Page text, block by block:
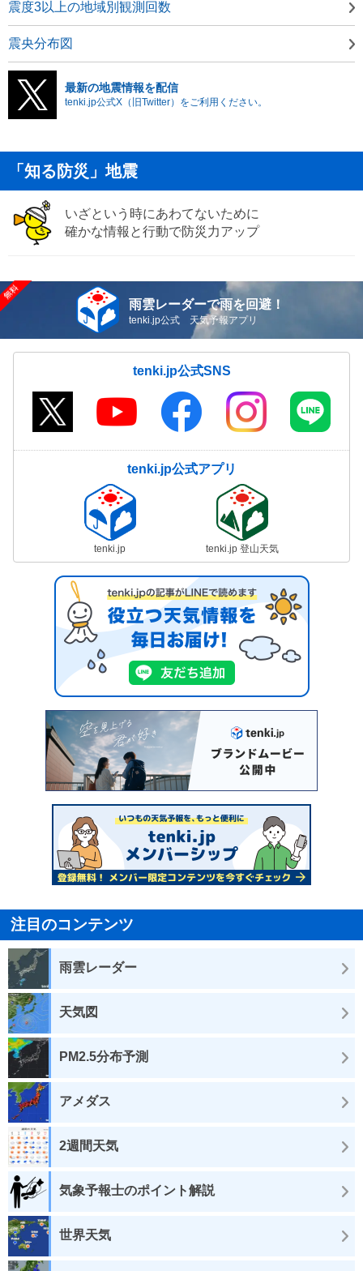
震度3以上の地域別観測回数
震央分布図
最新の地震情報を配信
tenki.jp公式X（旧Twitter）をご利用ください。
「知る防災」地震
いざという時にあわてないために
確かな情報と行動で防災力アップ
雨雲レーダーで雨を回避！
tenki.jp公式 天気予報アプリ
tenki.jp公式SNS
tenki.jp公式アプリ
tenki.jp tenki.jp 登山天気
注目のコンテンツ
雨雲レーダー
天気図
PM2.5分布予測
アメダス
2週間天気
気象予報士のポイント解説
世界天気